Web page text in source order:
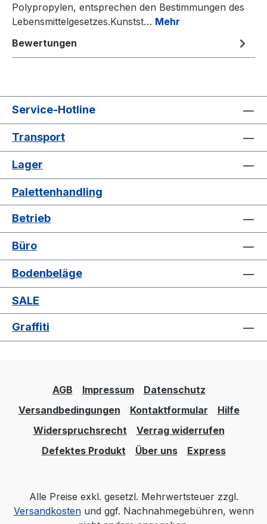
Polypropylen, entsprechen den Bestimmungen des
Lebensmittelgesetzes.Kunstst… Mehr
Bewertungen
Service-Hotline
Transport
Lager
Palettenhandling
Betrieb
Büro
Bodenbeläge
SALE
Graffiti
AGB Impressum
Datenschutz
Versandbedingungen
Kontaktformular
Hilfe
Widerspruchsrecht
Verrag widerrufen
Defektes Produkt
Über uns Express
Alle Preise exkl. gesetzl. Mehrwertsteuer zzgl.
Versandkostenund ggf. Nachnahmegebühren, wenn